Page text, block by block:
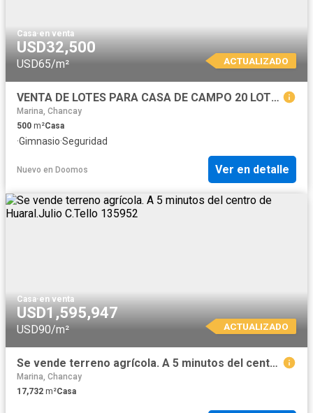
Casa·en venta
USD32,500
USD65/m² ACTUALIZADO
VENTA DE LOTES PARA CASA DE CAMPO 20 LOTES EN CONDOMINIO
Marina, Chancay
500 m²Casa
·Gimnasio·Seguridad
Nuevo en Doomos Ver en detalle
Casa·en venta
USD1,595,947
USD90/m² ACTUALIZADO
Se vende terreno agrícola. A 5 minutos del centro de Huaral.Julio C.Tello 135952
Marina, Chancay
17,732 m²Casa